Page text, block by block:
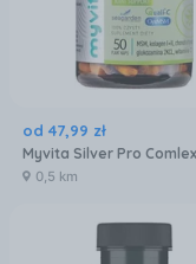
od 47,99 zł
0,5 km